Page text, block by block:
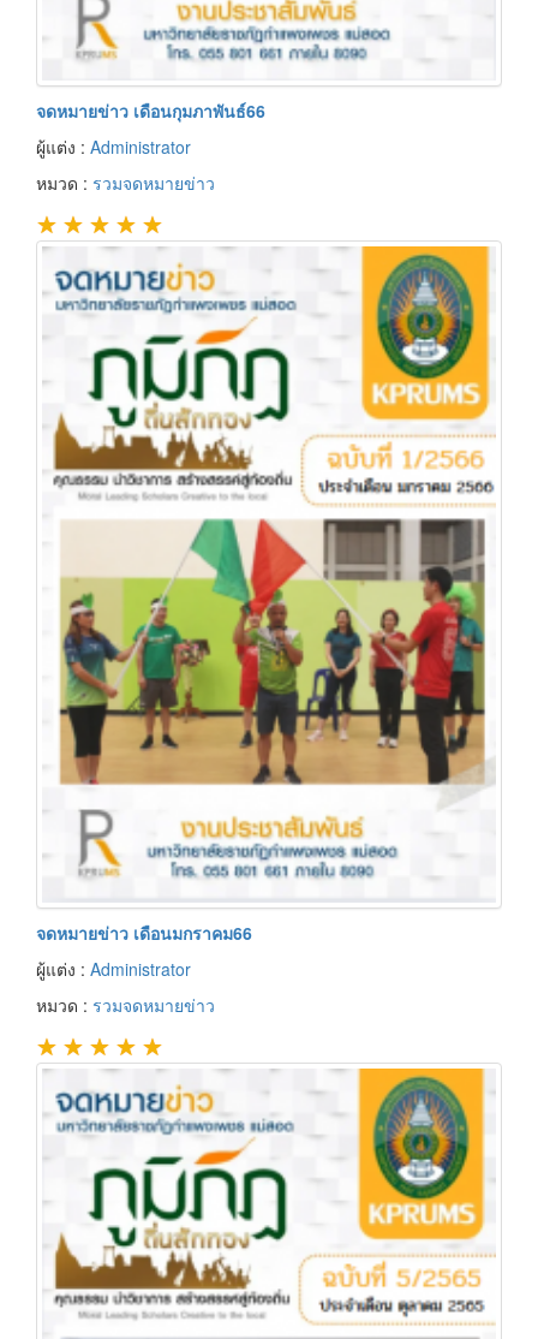
จดหมายข่าว เดือนกุมภาพันธ์66
ผู้แต่ง : Administrator
หมวด : รวมจดหมายข่าว
★ ★ ★ ★ ★
จดหมายข่าว เดือนมกราคม66
ผู้แต่ง : Administrator
หมวด : รวมจดหมายข่าว
★ ★ ★ ★ ★